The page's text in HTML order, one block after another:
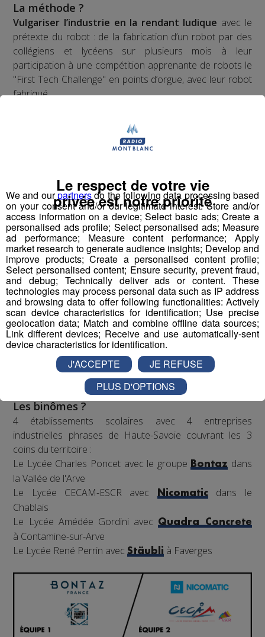
La méthode ?
Vulgariser l’industrie en la rendant ludique avec le
prétexte du robot : de la fabrication d’un robot par des
collégiens et lycéens sur plusieurs mois à leur
participation à une compétition apprenante de robots le
"First Tech Challenge" en points d’orgue, avec leur robot
fabriqué.
Les jeunes des établissements scolaires doivent
fabriquer un robot à partir d'un kit de pièces détachées
fourni par l'association organisatrice la compétition
Groupe Mont Blanc Médias fait appel à
établissements scolaires volontairesparticipant au
challenge en les associant à4 entreprises
industriellesd’envergure sur le territoire pour former
des binômes.
Pour mener à bien leur projet et tenter de
remporterla compétition nationale à Lyon le 22 mars,
ils pourront compter surle coaching de
l’association,et reconnue par la French Fab ; mais
égalementl’accompagnement de leurs entreprises
binômes, présentes en école et en accueillant les
classes pour visites, conseils et fabrication de pièces
nécessaires pour rendre le robot le plus performant
possible en vue de la compétition.
Les binômes ?
4 établissements scolaires avec 4 entreprises
industrielles phrases de Haute-Savoie couvrant les 3
coins du territoire :
Le Lycée Charles Poncet avec le groupe Bontaz dans
la Vallée de l'Arve
Le Lycée CECAM-ESCR avec
Nicomaticdans le
Chablais
Le Lycée Amédée Gordini avecQuadra Concrete
à Contamine-sur-Arve
Le Lycée René Perrin avecStäubli à Faverges
We and ourpartnersdo the following data processing based
on your consent and/or our legitimate interest: Store and/or
access information on a device; Select basic ads; Create a
personalised ads profile; Select personalised ads; Measure
ad performance; Measure content performance; Apply
market research to generate audience insights; Develop and
improve products; Create a personalised content profile;
Select personalised content; Ensure security, prevent fraud,
and debug; Technically deliver ads or content. These
technologies may process personal data such as IP address
and browsing data to offer following functionalities: Actively
scan device characteristics for identification; Use precise
geolocation data; Match and combine offline data sources;
Link different devices; Receive and use automatically-sent
device characteristics for identification.
Le respect de votre vie
privée est notre priorité
J'ACCEPTE
JE REFUSE
PLUS D'OPTIONS